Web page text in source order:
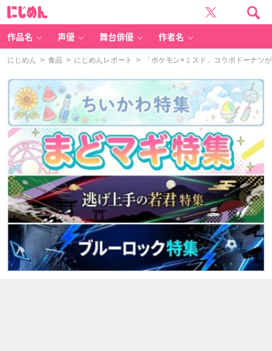
作品名 声優 舞台俳優 作者名
にじめん > 食品 > にじめんレポート > 「ポケモン×ミスド」コラボドーナツ